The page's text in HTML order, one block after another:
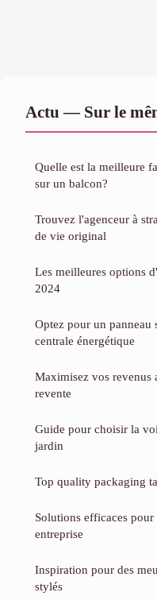
Actu — Sur le
Quelle est la meilleure
sur un balcon?
Trouvez l'agenceur à
de vie original
Les meilleures options
2024
Optez pour un panneau
centrale énergétique
Maximisez vos revenus
revente
Guide pour choisir la
jardin
Top quality packaging
Solutions efficaces
entreprise
Inspiration pour des
stylés